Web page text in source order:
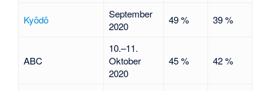
Kyōdō
September
2020
49 % 39 %
ABC
10.–11.
Oktober
2020
45 % 42 %